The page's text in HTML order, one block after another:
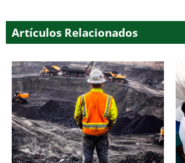
Artículos Relacionados